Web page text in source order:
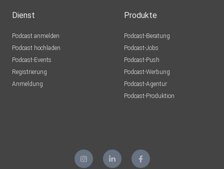
Dienst
Podcast anmelden
Podcast hochladen
Podcast-Events
Registrierung
Anmeldung
Produkte
Podcast-Beratung
Podcast-Jobs
Podcast-Push
Podcast-Werbung
Podcast-Agentur
Podcast-Produktion